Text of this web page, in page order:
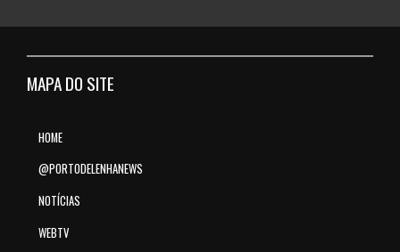
MAPA DO SITE
HOME
@PORTODELENHANEWS
NOTÍCIAS
WEBTV